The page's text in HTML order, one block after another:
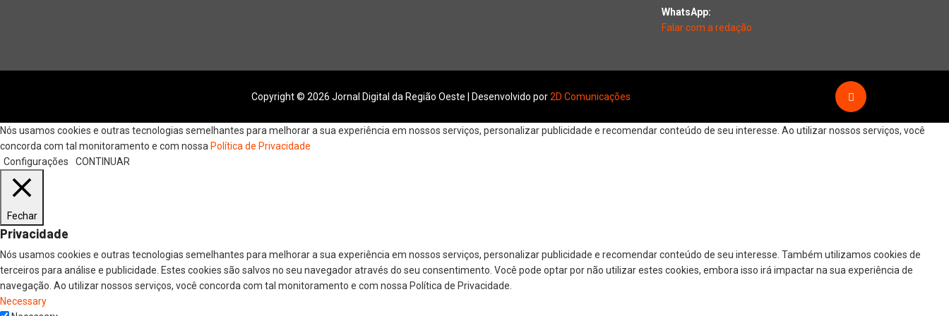
WhatsApp:
Falar com a redação
Copyright © 2026 Jornal Digital da Região Oeste | Desenvolvido por2D Comunicações
Nós usamos cookies e outras tecnologias semelhantes para melhorar a sua experiência em nossos serviços, personalizar publicidade e recomendar conteúdo de seu interesse. Ao utilizar nossos serviços, você
concorda com tal monitoramento e com nossa Política de Privacidade
Configurações
CONTINUAR
Fechar
Privacidade
Nós usamos cookies e outras tecnologias semelhantes para melhorar a sua experiência em nossos serviços, personalizar publicidade e recomendar conteúdo de seu interesse. Também utilizamos cookies de
terceiros para análise e publicidade. Estes cookies são salvos no seu navegador através do seu consentimento. Você pode optar por não utilizar estes cookies, embora isso irá impactar na sua experiência de
navegação. Ao utilizar nossos serviços, você concorda com tal monitoramento e com nossa Política de Privacidade.
Necessary